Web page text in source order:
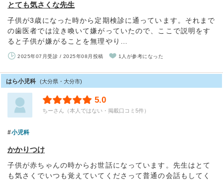
とても気さくな先生
子供が3歳になった時から定期検診に通っています。それまで
の歯医者では泣き喚いて嫌がっていたので、ここで説明をす
ると子供が嫌がることを無理やり…
2025年07月受診 / 2025年08月投稿 1人が参考になった
はら小児科 (大分県・大分市)
5.0
ちーさん（本人ではない・掲載口コミ5件）
小児科
かかりつけ
子供が赤ちゃんの時からお世話になっています。先生はとて
も気さくでいつも覚えていてくださって普通の会話もしてく